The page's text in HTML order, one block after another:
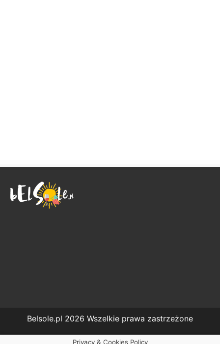
Belsole.pl 2026 Wszelkie prawa zastrzeżone
Privacy & Cookies Policy